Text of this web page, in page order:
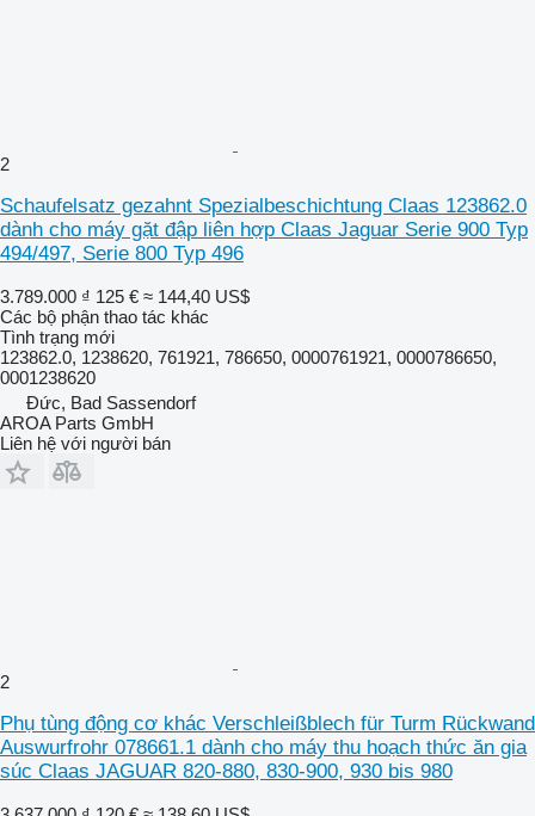
2
Schaufelsatz gezahnt Spezialbeschichtung Claas 123862.0
dành cho máy gặt đập liên hợp Claas Jaguar Serie 900 Typ
494/497, Serie 800 Typ 496
3.789.000 ₫ 125 € ≈ 144,40 US$
Các bộ phận thao tác khác
Tình trạng mới
123862.0, 1238620, 761921, 786650, 0000761921, 0000786650,
0001238620
Đức, Bad Sassendorf
AROA Parts GmbH
Liên hệ với người bán
2
Phụ tùng động cơ khác Verschleißblech für Turm Rückwand
Auswurfrohr 078661.1 dành cho máy thu hoạch thức ăn gia
súc Claas JAGUAR 820-880, 830-900, 930 bis 980